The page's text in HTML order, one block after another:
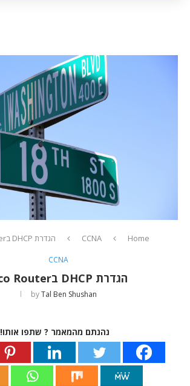
Home
CCNA הגדרת DHCP בCisco Router
CCNA
הגדרת DHCP בCisco Router
byTal Ben Shushan
נהנתם מהמאמר ? שתפו אותו!